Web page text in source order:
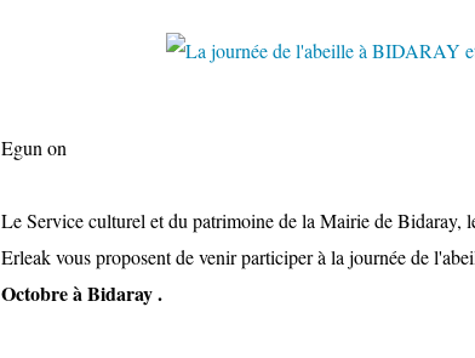
Egun on
Le Service culturel et du patrimoine de la Mairie de Bidaray,
Erleak vous proposent de venir participer à la journée de
Octobre à Bidaray .